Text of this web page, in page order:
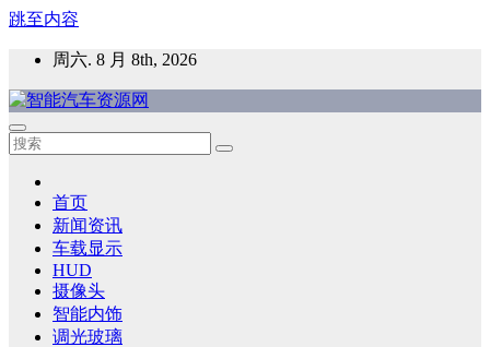
跳至内容
周六. 8 月 8th, 2026
智能汽车资源网
智能表面，智能内饰，新能源汽车，HMI，人车交互，智能车
首页
新闻资讯
车载显示
HUD
摄像头
智能内饰
调光玻璃